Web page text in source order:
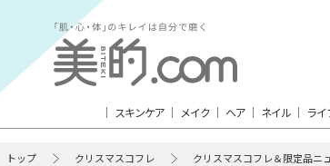
スキンケア メイク ヘア ネイル ラ
トップ クリスマスコフレ クリスマスコフレ＆限定品ニ